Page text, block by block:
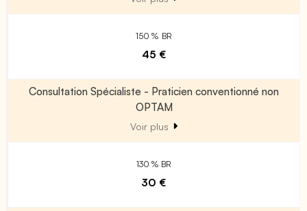
150 % BR
45 €
Consultation Spécialiste - Praticien conventionné non
OPTAM
Voir plus
130 % BR
30 €